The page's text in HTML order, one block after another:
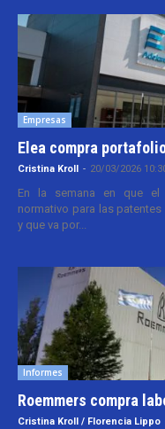
Empresas
Elea compra
Cristina Kroll - 20/03/2026
En la semana en que el
normativo para las
y que va por...
Informes
Roemmers compra
Cristina Kroll / Florencia Lippo